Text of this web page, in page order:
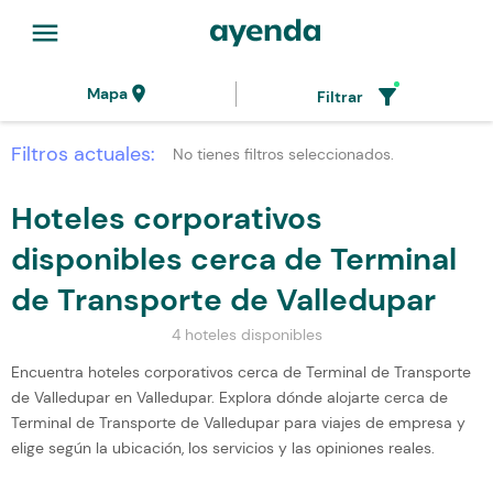
menu
Mapalocation_on Filtrar filter_alt
Filtros actuales: No tienes filtros seleccionados.
Hoteles corporativos
disponibles cerca de Terminal
de Transporte de Valledupar
4 hoteles disponibles
Encuentra hoteles corporativos cerca de Terminal de Transporte
de Valledupar en Valledupar. Explora dónde alojarte cerca de
Terminal de Transporte de Valledupar para viajes de empresa y
elige según la ubicación, los servicios y las opiniones reales.